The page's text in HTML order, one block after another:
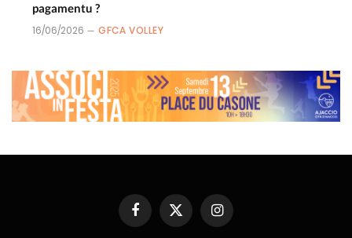
pagamentu ?
16/06/2026 GFCA VOLLEY
FacebookX
(Twitter)
Instagram